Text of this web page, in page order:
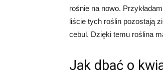
rośnie na nowo.
liście tych roślin pozostają
cebul. Dzięki temu roślina
Jak dbać o